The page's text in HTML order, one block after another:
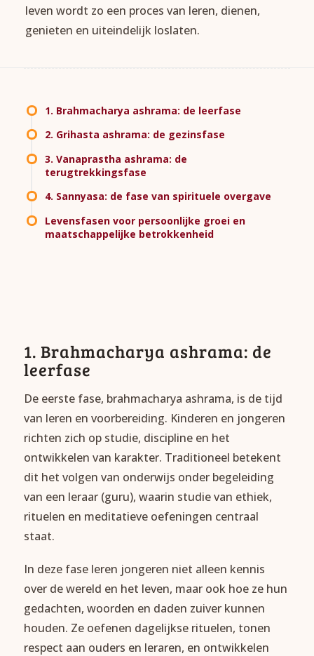
leven wordt zo een proces van leren, dienen,
genieten en uiteindelijk loslaten.
1. Brahmacharya ashrama: de
leerfase
De eerste fase, brahmacharya ashrama, is de tijd
van leren en voorbereiding. Kinderen en jongeren
richten zich op studie, discipline en het
ontwikkelen van karakter. Traditioneel betekent
dit het volgen van onderwijs onder begeleiding
van een leraar (guru), waarin studie van ethiek,
rituelen en meditatieve oefeningen centraal
staat.
In deze fase leren jongeren niet alleen kennis
over de wereld en het leven, maar ook hoe ze hun
gedachten, woorden en daden zuiver kunnen
houden. Ze oefenen dagelijkse rituelen, tonen
respect aan ouders en leraren, en ontwikkelen
1. Brahmacharya ashrama: de leerfase
2. Grihasta ashrama: de gezinsfase
3. Vanaprastha ashrama: de
terugtrekkingsfase
4. Sannyasa: de fase van spirituele overgave
Levensfasen voor persoonlijke groei en
maatschappelijke betrokkenheid